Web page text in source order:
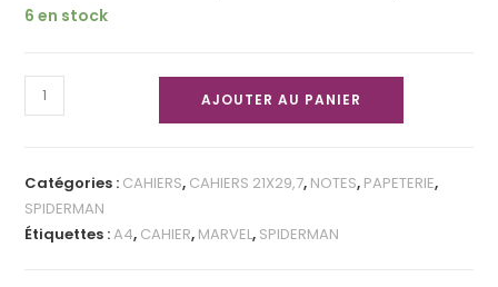
6 en stock
AJOUTER AU PANIER
Catégories : CAHIERS, CAHIERS 21X29,7, NOTES, PAPETERIE,
SPIDERMAN
Étiquettes :A4, CAHIER, MARVEL, SPIDERMAN